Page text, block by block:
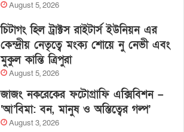
August 5, 2026
চিটাগং হিল ট্রাক্টস রাইটার্স ইউনিয়ন এর
কেন্দ্রীয় নেতৃত্বে মংক্য শোয়ে নু নেভী এবং
মুকুল কান্তি ত্রিপুরা
August 5, 2026
জাজং নকরেকের ফটোগ্রাফি এক্সিবিশন –
‘আ’বিমা: বন, মানুষ ও অস্তিত্বের গল্প’
August 3, 2026